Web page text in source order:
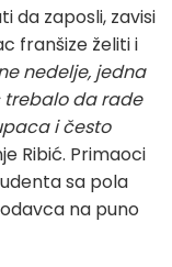
da zaposli, zavisi
franšize želiti i
nedelje, jedna
trebalo da rade
i često
Ribić. Primaoci
sa pola
na puno